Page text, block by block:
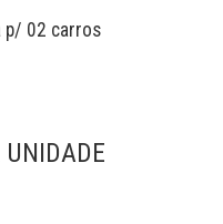
p/ 02 carros
UNIDADE